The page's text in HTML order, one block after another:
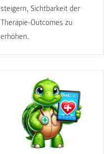
steigern, Sichtbarkeit der
Therapie-Outcomes zu
erhöhen.